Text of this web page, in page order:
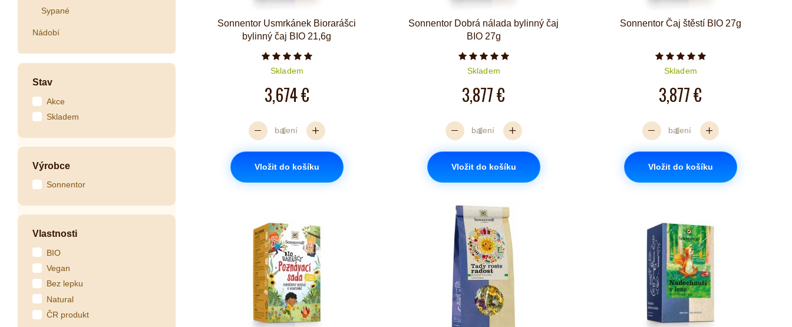
Sypané
Nádobí
Stav
Akce
Skladem
Výrobce
Sonnentor
Vlastnosti
BIO
Vegan
Bez lepku
Natural
ČR produkt
Sonnentor Usmrkánek Biorarášci
bylinný čaj BIO 21,6g
Počet hvězdiček je 5 z 5
Skladem
3,674 €
balení
Vložit do košíku
Sonnentor Dobrá nálada bylinný čaj
BIO 27g
Počet hvězdiček je 5 z 5
Skladem
3,877 €
balení
Vložit do košíku
Sonnentor Čaj štěstí BIO 27g
Počet hvězdiček je 5 z 5
Skladem
3,877 €
balení
Vložit do košíku